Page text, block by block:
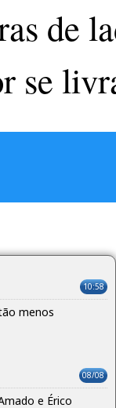
de
se
10:58
menos
08/08
e Érico